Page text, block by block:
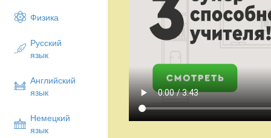
Физика
Русский
язык
Английский
язык
Немецкий
язык